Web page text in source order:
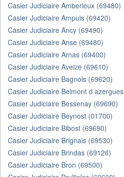
Casier Judiciaire Amberieux (69480)
Casier Judiciaire Ampuis (69420)
Casier Judiciaire Ancy (69490)
Casier Judiciaire Anse (69480)
Casier Judiciaire Arnas (69400)
Casier Judiciaire Aveize (69610)
Casier Judiciaire Bagnols (69620)
Casier Judiciaire Belmont d
Casier Judiciaire Bessenay (69690)
Casier Judiciaire Beynost (01700)
Casier Judiciaire Bibost (69690)
Casier Judiciaire Brignais (69530)
Casier Judiciaire Brindas (69126)
Casier Judiciaire Bron (69500)